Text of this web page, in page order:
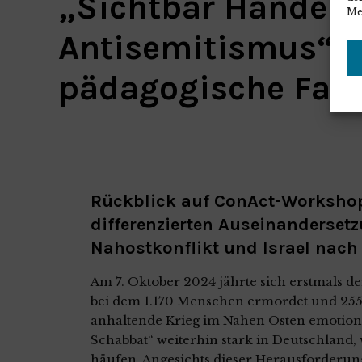
Antisemitismus“
pädagogische
Rückblick auf ConAct-
differenzierten
Nahostkonflikt und Israel nach
Am 7. Oktober 2024 jährte sich erstmals
bei dem 1.170 Menschen ermordet und
anhaltende Krieg im Nahen Osten
Schabbat“ weiterhin stark in